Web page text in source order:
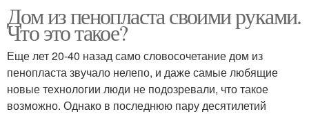
Средства для удаления Моющие средства
Средство для очистки Супер средства
Дом из пенопласта своими руками.
Что это такое?
Еще лет 20-40 назад само словосочетание дом из
пенопласта звучало нелепо, и даже самые любящие
новые технологии люди не подозревали, что такое
возможно. Однако в последнюю пару десятилетий